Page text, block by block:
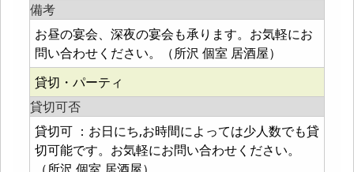
備考
お昼の宴会、深夜の宴会も承ります。お気軽にお
問い合わせください。（所沢 個室 居酒屋）
貸切・パーティ
貸切可否
貸切可 ：お日にち,お時間によっては少人数でも貸
切可能です。お気軽にお問い合わせください。